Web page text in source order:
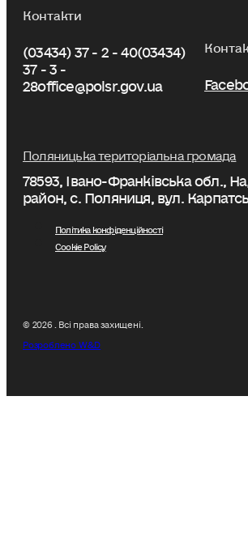
Контакти
(03434) 37 - 2 - 40(03434)
37 - 3 -
28office@polsr.gov.ua
Поляницька територіальна громада
78593, Івано-Франківська обл.,
район, с. Поляниця, вул.
Політика конфіденційності
Cookie Policy
© 2026 . Всі права захищені.
Розроблено W&D